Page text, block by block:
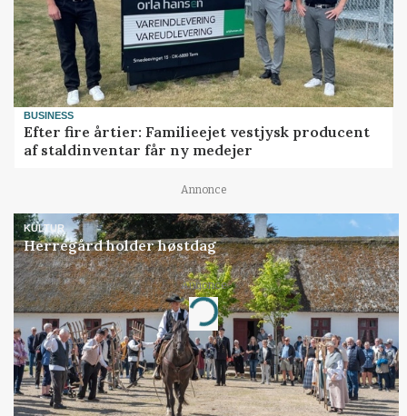
BUSINESS
Efter fire årtier: Familieejet vestjysk producent
af staldinventar får ny medejer
Annonce
KULTUR
Herregård holder høstdag
Annonce
Loading...
Jobs